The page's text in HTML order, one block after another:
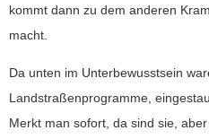
kommt dann zu dem anderen
macht.
Da unten im Unterbewusstsein
Landstraßenprogramme,
Merkt man sofort, da sind sie,